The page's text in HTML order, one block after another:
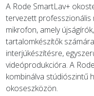
A Rode SmartLav+
tervezett professzionális
mikrofon, amely
tartalomkészítők
interjúkészítésre,
videóprodukcióra. A
kombinálva stúdiószintű
okoseszközön.